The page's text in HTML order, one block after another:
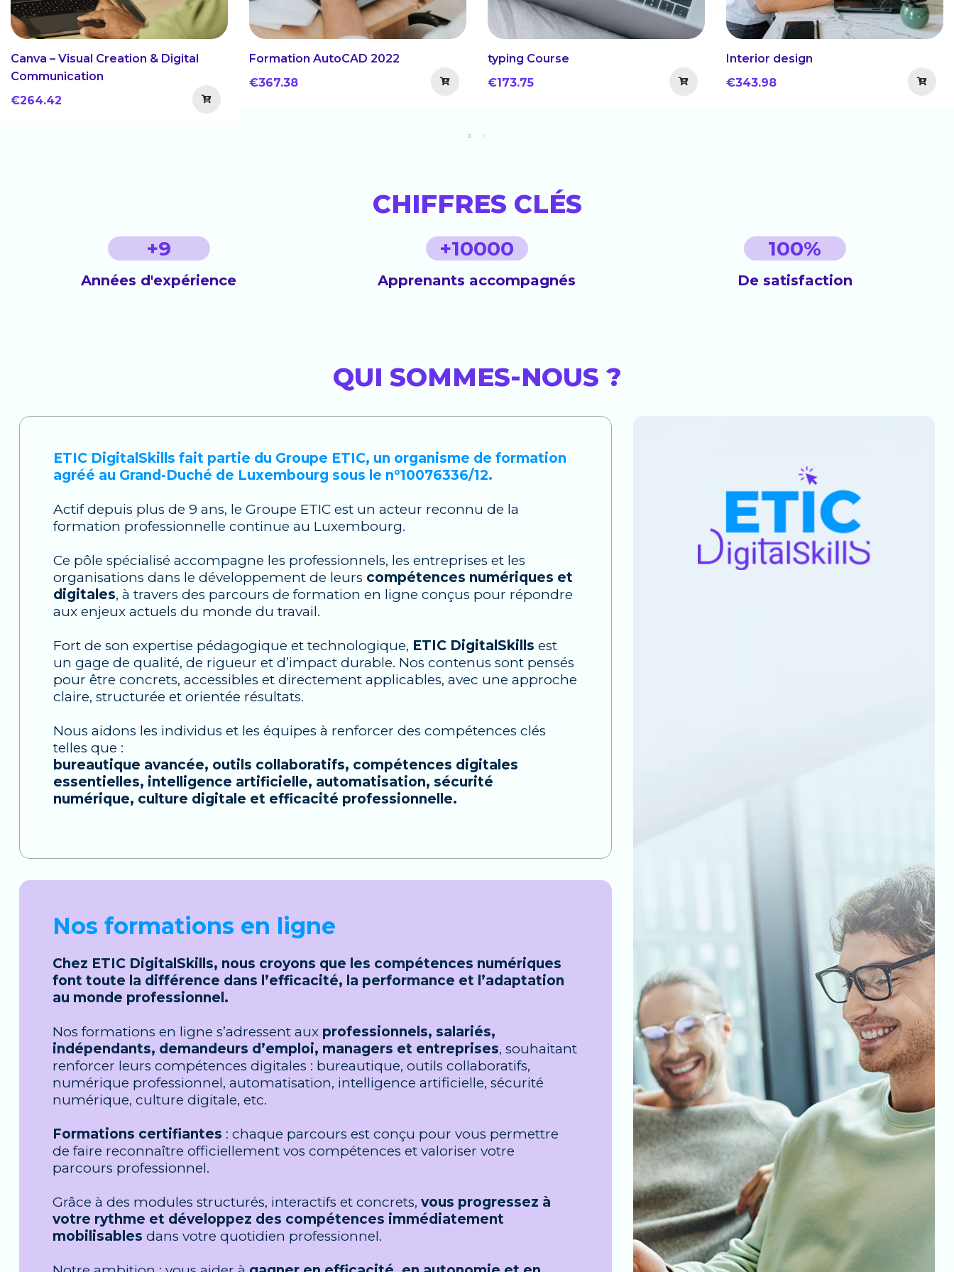
Canva – Visual Creation & Digital
Communication
€264.42
Formation AutoCAD 2022
€367.38
typing Course
€173.75
Interior design
€343.98
CHIFFRES CLÉS
+9
Années d'expérience
+10000
Apprenants accompagnés
100%
De satisfaction
QUI SOMMES-NOUS ?
ETIC DigitalSkills fait partie du Groupe ETIC, un organisme de formation
agréé au Grand-Duché de Luxembourg sous le n°10076336/12.
Actif depuis plus de 9 ans, le Groupe ETIC est un acteur reconnu de la
formation professionnelle continue au Luxembourg.
Ce pôle spécialisé accompagne les professionnels, les entreprises et les
organisations dans le développement de leurs compétences numériques et
digitales, à travers des parcours de formation en ligne conçus pour répondre
aux enjeux actuels du monde du travail.
Fort de son expertise pédagogique et technologique, ETIC DigitalSkills est
un gage de qualité, de rigueur et d’impact durable. Nos contenus sont pensés
pour être concrets, accessibles et directement applicables, avec une approche
claire, structurée et orientée résultats.
Nous aidons les individus et les équipes à renforcer des compétences clés
telles que :
bureautique avancée, outils collaboratifs, compétences digitales
essentielles, intelligence artificielle, automatisation, sécurité
numérique, culture digitale et efficacité professionnelle.
Nos formations en ligne
Chez ETIC DigitalSkills, nous croyons que les compétences numériques
font toute la différence dans l’efficacité, la performance et l’adaptation
au monde professionnel.
Nos formations en ligne s’adressent aux professionnels, salariés,
indépendants, demandeurs d’emploi, managers et entreprises, souhaitant
renforcer leurs compétences digitales : bureautique, outils collaboratifs,
numérique professionnel, automatisation, intelligence artificielle, sécurité
numérique, culture digitale, etc.
Formations certifiantes : chaque parcours est conçu pour vous permettre
de faire reconnaître officiellement vos compétences et valoriser votre
parcours professionnel.
Grâce à des modules structurés, interactifs et concrets, vous progressez à
votre rythme et développez des compétences immédiatement
mobilisables dans votre quotidien professionnel.